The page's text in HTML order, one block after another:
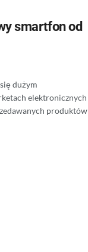
smartfon od
dużym
elektronicznych
produktów